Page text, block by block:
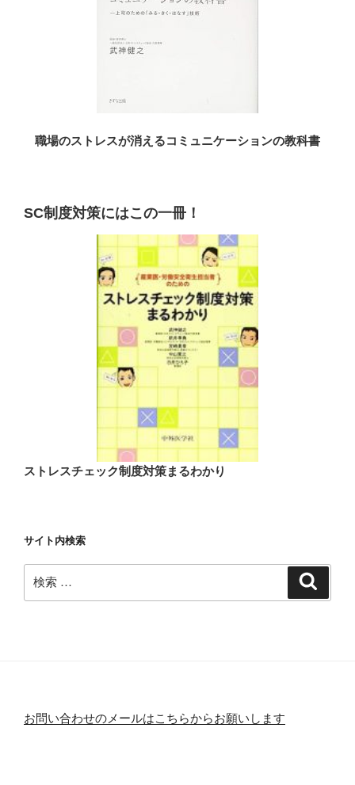
職場のストレスが消えるコミュニケーションの教科書
SC制度対策にはこの一冊！
ストレスチェック制度対策まるわかり
サイト内検索
検
索:
お問い合わせのメールはこちらからお願いします